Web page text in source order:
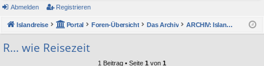
or
en
Abmelden Registrieren
Islandreise Portal Foren-Übersicht Das Archiv ARCHIV: Island FAQ
R... wie Reisezeit
1 Beitrag • Seite 1 von 1